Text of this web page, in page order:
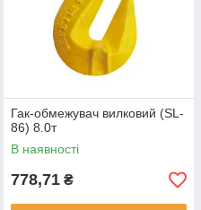
Гак-обмежувач вилковий (SL-
86) 8.0т
В наявності
778,71 ₴